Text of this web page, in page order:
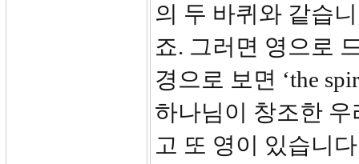
의 두 바퀴와 같습
죠. 그러면 영으로
경으로 보면 ‘the
하나님이 창조한
고 또 영이 있습니